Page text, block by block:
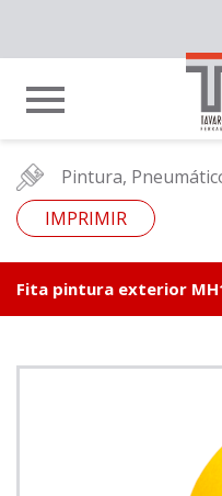
Pintura,
IMPRIMIR
Fita pintura exterior